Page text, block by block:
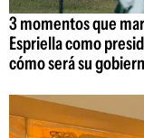
3 momentos que
Espriella como
cómo será su